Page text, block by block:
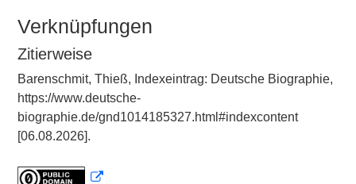
Verknüpfungen
Zitierweise
Barenschmit, Thieß, Indexeintrag: Deutsche Biographie,
https://www.deutsche-
biographie.de/gnd1014185327.html#indexcontent
[06.08.2026].